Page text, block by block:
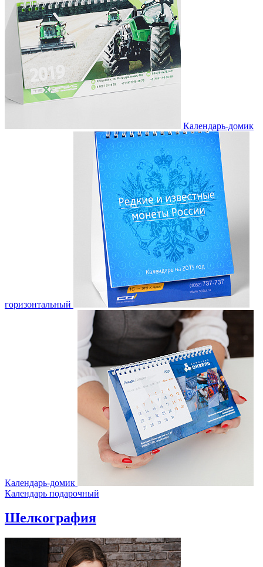
Календарь-домик
горизонтальный
Календарь-домик
Календарь подарочный
Шелкография